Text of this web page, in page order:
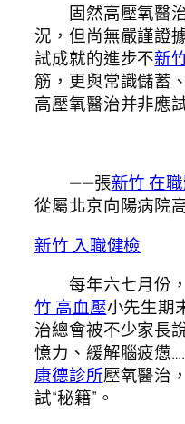
固然高壓氧醫治
況，但尚無嚴謹證
試成就的進步不新
筋，更與常識儲蓄
高壓氧醫治并非應試
——張新竹 在
從屬北京向陽病院
新竹 入職健檢
每年六七月份，
竹 高血壓小先生期
治總會被不少家長
憶力、緩解腦疲憊
康德診所壓氧醫治
試“秘籍”。